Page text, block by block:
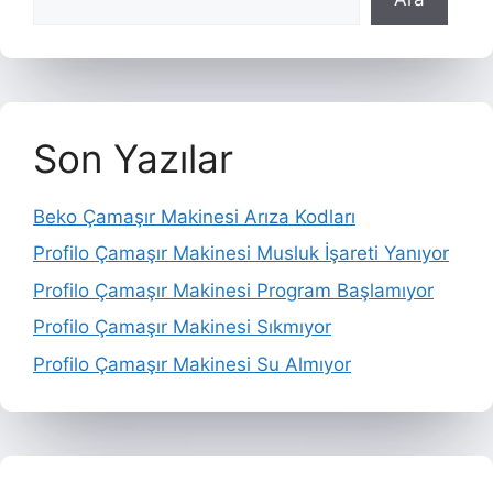
Son Yazılar
Beko Çamaşır Makinesi Arıza Kodları
Profilo Çamaşır Makinesi Musluk İşareti Yanıyor
Profilo Çamaşır Makinesi Program Başlamıyor
Profilo Çamaşır Makinesi Sıkmıyor
Profilo Çamaşır Makinesi Su Almıyor